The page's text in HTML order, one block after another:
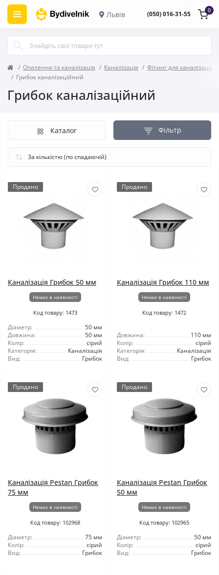
Львів (050) 016-31-55 0
Опалення та каналізація Каналізація
Фітинг для каналізації
Грибок каналізаційний
Грибок каналізаційний
Фільтр
Каталог
Продано
Каналізація Грибок 50 мм
Немає в наявності
Код товару: 1473
Діаметр:
50 мм
Довжина:
50 мм
Колір:
сірий
Категорія:
Каналізація
Вид:
Грибок
Продано
Каналізація Грибок 110 мм
Немає в наявності
Код товару: 1472
Довжина:
110 мм
Колір:
сірий
Категорія:
Каналізація
Вид:
Грибок
Продано
Каналізація Pestan Грибок
75 мм
Немає в наявності
Код товару: 102968
Діаметр:
75 мм
Колір:
сірий
Вид:
Грибок
Продано
Каналізація Pestan Грибок
50 мм
Немає в наявності
Код товару: 102965
Діаметр:
50 мм
Колір:
сірий
Вид:
Грибок